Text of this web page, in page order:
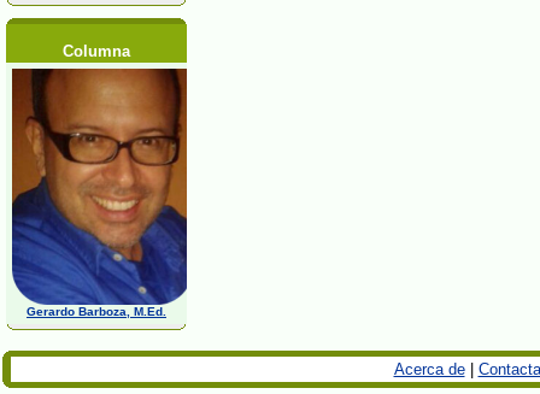
Columna
Gerardo Barboza, M.Ed.
Acerca de|